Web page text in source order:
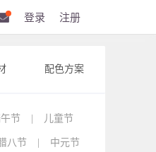
登录 注册
配色方案
节 儿童节
八节 中元节